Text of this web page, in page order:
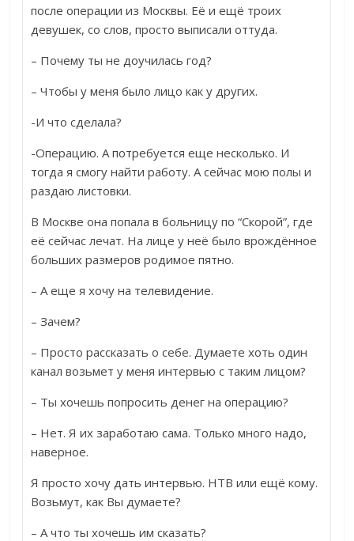
после операции из Москвы. Её и ещё троих
девушек, со слов, просто выписали оттуда.
– Почему ты не доучилась год?
– Чтобы у меня было лицо как у других.
-И что сделала?
-Операцию. А потребуется еще несколько. И
тогда я смогу найти работу. А сейчас мою полы и
раздаю листовки.
В Москве она попала в больницу по “Скорой”, где
её сейчас лечат. На лице у неё было врождённое
больших размеров родимое пятно.
– А еще я хочу на телевидение.
– Зачем?
– Просто рассказать о себе. Думаете хоть один
канал возьмет у меня интервью с таким лицом?
– Ты хочешь попросить денег на операцию?
– Нет. Я их заработаю сама. Только много надо,
наверное.
Я просто хочу дать интервью. НТВ или ещё кому.
Возьмут, как Вы думаете?
– А что ты хочешь им сказать?